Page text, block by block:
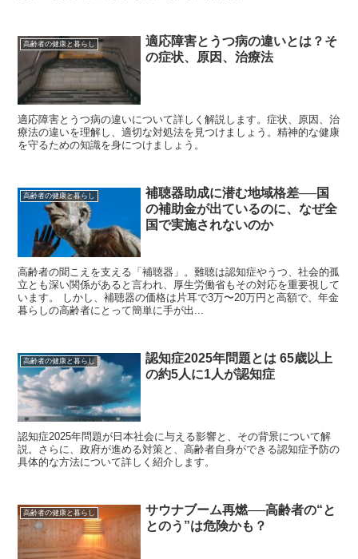
高齢者の健康と暮らし
適応障害とうつ病の違いとは？そ
の症状、原因、治療法
適応障害とうつ病の違いについて詳しく解説します。症状、原因、治
療法の違いを理解し、適切な対処法を見つけましょう。精神的な健康
を守るための知識を身につけましょう。
高齢者の健康と暮らし
補聴器助成に潜む地域格差──国
の補助金が出ているのに、なぜ全
国で実施されないのか
高齢者の聞こえを支える「補聴器」。難聴は認知症やうつ、社会的孤
立とも深い関係があると言われ、厚生労働省もその対応を重要視して
います。 しかし、補聴器の価格は片耳で3万〜20万円と高額で、年金
暮らしの高齢者にとって簡単に手が出...
高齢者の健康と暮らし
認知症2025年問題とは 65歳以上
の約5人に1人が認知症
認知症2025年問題が日本社会に与える影響と、その背景について解
説。さらに、政府が進める対策と、高齢者自身ができる認知症予防の
具体的な方法について詳しく紹介します。
高齢者の健康と暮らし
サウナブーム再燃──高齢者の“と
とのう”は危険かも？